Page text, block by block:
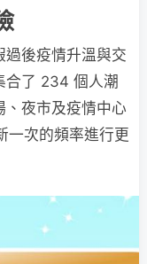
過後疫情升溫與交
合了 234 個人潮
、夜市及疫情中心
一次的頻率進行更